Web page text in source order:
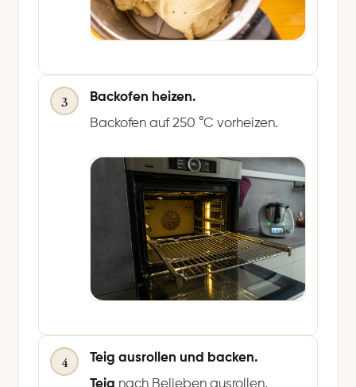
3
Backofen heizen.
Backofen auf 250 °C vorheizen.
4
Teig ausrollen und backen.